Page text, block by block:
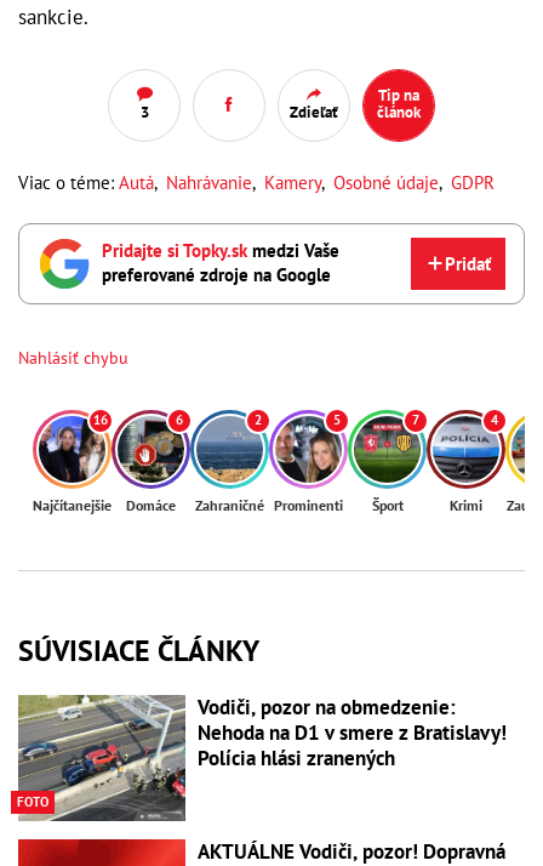
sankcie.
3 Zdieľať
Tip na
článok
Viac o téme: Autá, Nahrávanie, Kamery, Osobné údaje, GDPR
Pridajte si Topky.skmedzi Vaše
preferované zdroje na Google
Pridať
Nahlásiť chybu
16
Najčítanejšie
6
Domáce
2
Zahraničné
5
Prominenti
7
Šport
4
Krimi
SÚVISIACE ČLÁNKY
FOTO
Vodiči, pozor na obmedzenie:
Nehoda na D1 v smere z Bratislavy!
Polícia hlási zranených
AKTUÁLNE Vodiči, pozor! Dopravná